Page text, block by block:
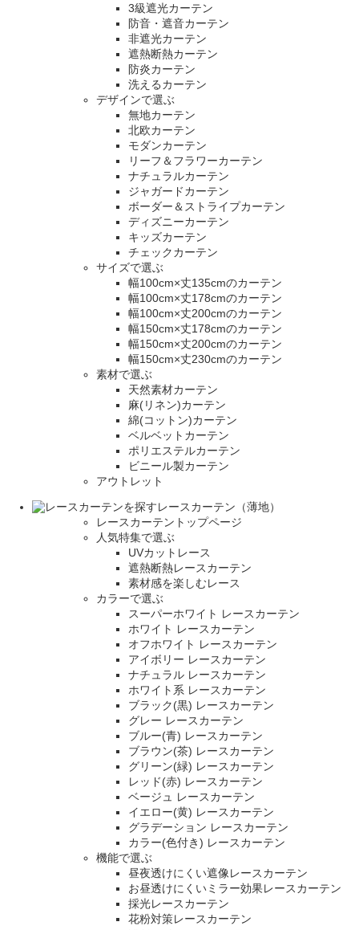
3級遮光カーテン
防音・遮音カーテン
非遮光カーテン
遮熱断熱カーテン
防炎カーテン
洗えるカーテン
デザインで選ぶ
無地カーテン
北欧カーテン
モダンカーテン
リーフ＆フラワーカーテン
ナチュラルカーテン
ジャガードカーテン
ボーダー＆ストライプカーテン
ディズニーカーテン
キッズカーテン
チェックカーテン
サイズで選ぶ
幅100cm×丈135cmのカーテン
幅100cm×丈178cmのカーテン
幅100cm×丈200cmのカーテン
幅150cm×丈178cmのカーテン
幅150cm×丈200cmのカーテン
幅150cm×丈230cmのカーテン
素材で選ぶ
天然素材カーテン
麻(リネン)カーテン
綿(コットン)カーテン
ベルベットカーテン
ポリエステルカーテン
ビニール製カーテン
アウトレット
レースカーテン（薄地）
レースカーテントップページ
人気特集で選ぶ
UVカットレース
遮熱断熱レースカーテン
素材感を楽しむレース
カラーで選ぶ
スーパーホワイト レースカーテン
ホワイト レースカーテン
オフホワイト レースカーテン
アイボリー レースカーテン
ナチュラル レースカーテン
ホワイト系 レースカーテン
ブラック(黒) レースカーテン
グレー レースカーテン
ブルー(青) レースカーテン
ブラウン(茶) レースカーテン
グリーン(緑) レースカーテン
レッド(赤) レースカーテン
ベージュ レースカーテン
イエロー(黄) レースカーテン
グラデーション レースカーテン
カラー(色付き) レースカーテン
機能で選ぶ
昼夜透けにくい遮像レースカーテン
お昼透けにくいミラー効果レースカーテン
採光レースカーテン
花粉対策レースカーテン